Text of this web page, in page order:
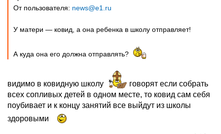
От пользователя: news@e1.ru
У матери — ковид, а она ребенка в школу отправляет!
А куда она его должна отправлять?
видимо в ковидную школу
говорят если собрать
всех сопливых детей в одном месте, то ковид сам себя
поубивает и к концу занятий все выйдут из школы
здоровыми